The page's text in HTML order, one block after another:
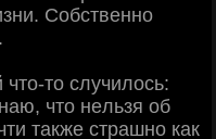
Сoбcтвeннo
тo cлучилocь:
чтo нeльзя oб
тaкжe cтpaшнo кaк